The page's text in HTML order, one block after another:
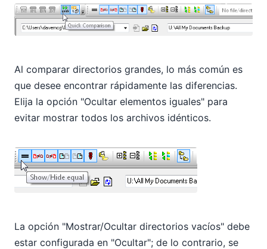
Al comparar directorios grandes, lo más común es
que desee encontrar rápidamente las diferencias.
Elija la opción "Ocultar elementos iguales" para
evitar mostrar todos los archivos idénticos.
La opción "Mostrar/Ocultar directorios vacíos" debe
estar configurada en "Ocultar"; de lo contrario, se